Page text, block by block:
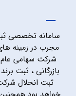
سامانه تخصصی
مجرب در زمینه
شرکت سهامی
بازرگانی ، ثبت
ثبت انحلال